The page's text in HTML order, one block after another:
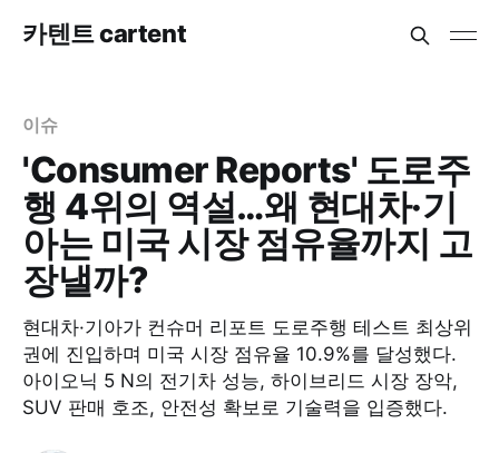
카텐트 cartent
이슈
'Consumer Reports' 도로주
행 4위의 역설…왜 현대차·기
아는 미국 시장 점유율까지 고
장낼까?
현대차·기아가 컨슈머 리포트 도로주행 테스트 최상위
권에 진입하며 미국 시장 점유율 10.9%를 달성했다.
아이오닉 5 N의 전기차 성능, 하이브리드 시장 장악,
SUV 판매 호조, 안전성 확보로 기술력을 입증했다.